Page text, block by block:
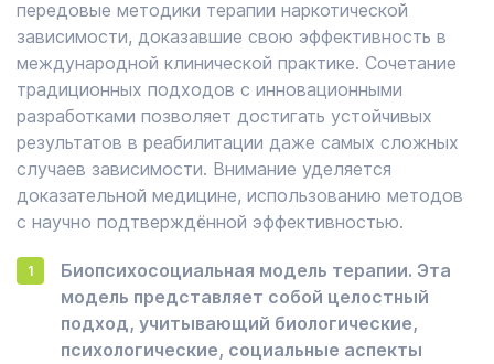
передовые методики терапии наркотической
зависимости, доказавшие свою эффективность в
международной клинической практике. Сочетание
традиционных подходов с инновационными
разработками позволяет достигать устойчивых
результатов в реабилитации даже самых сложных
случаев зависимости. Внимание уделяется
доказательной медицине, использованию методов
с научно подтверждённой эффективностью.
Биопсихосоциальная модель терапии. Эта
модель представляет собой целостный
подход, учитывающий биологические,
психологические, социальные аспекты